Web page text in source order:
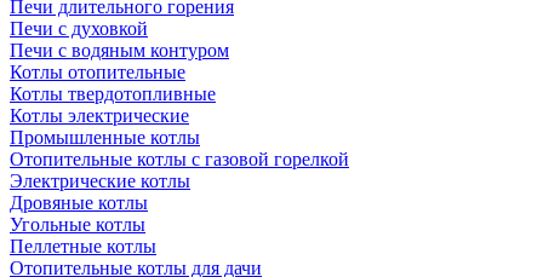
Печи длительного горения
Печи с духовкой
Печи с водяным контуром
Котлы отопительные
Котлы твердотопливные
Котлы электрические
Промышленные котлы
Отопительные котлы с газовой горелкой
Электрические котлы
Дровяные котлы
Угольные котлы
Пеллетные котлы
Отопительные котлы для дачи